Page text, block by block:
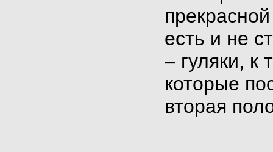
есть и не
– гуляки,
которые
вторая